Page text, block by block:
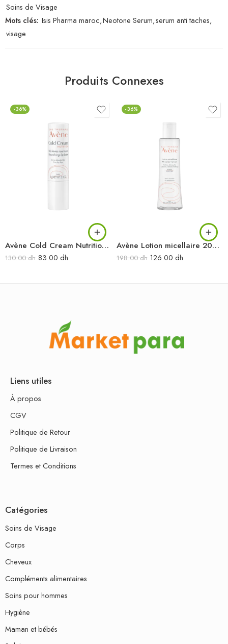
Soins de Visage
Mots clés: Isis Pharma maroc,Neotone Serum,serum anti taches,
visage
Produits Connexes
-36%
Avène Cold Cream Nutrition Stick lèvres nourrissant 4gr
130.00dh 83.00 dh
-36%
Avène Lotion micellaire 200 ml
198.00dh 126.00 dh
Liens utiles
À propos
CGV
Politique de Retour
Politique de Livraison
Termes et Conditions
Catégories
Soins de Visage
Corps
Cheveux
Compléments alimentaires
Soins pour hommes
Hygiène
Maman et bébés